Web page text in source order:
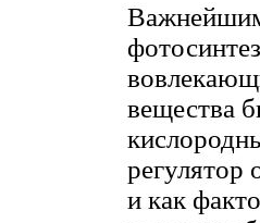
Важнейшим
вещества
регулятор
и как